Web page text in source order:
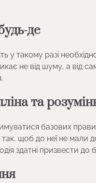
де
у такому разі
не від шуму, а від
та
базових
щоб до неї не мали
здатні призвести до